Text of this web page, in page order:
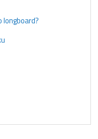
longboard?